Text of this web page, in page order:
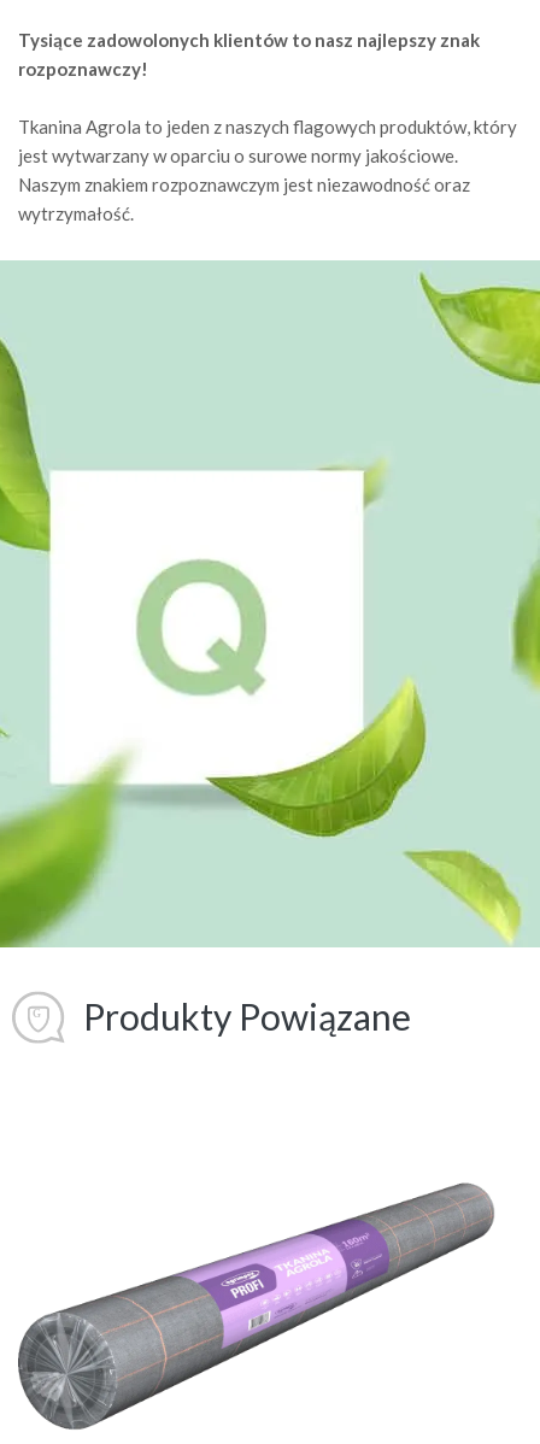
Tysiące zadowolonych klientów to nasz najlepszy znak
rozpoznawczy!
Tkanina Agrola to jeden z naszych flagowych produktów, który
jest wytwarzany w oparciu o surowe normy jakościowe.
Naszym znakiem rozpoznawczym jest niezawodność oraz
wytrzymałość.
Produkty Powiązane